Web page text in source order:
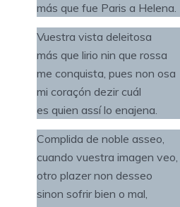
más que fue Paris a Helena.
Vuestra vista deleitosa
más que lirio nin que rossa
me conquista, pues non osa
mi coraçón dezir cuál
es quien assí lo enajena.
Complida de noble asseo,
cuando vuestra imagen veo,
otro plazer non desseo
sinon sofrir bien o mal,